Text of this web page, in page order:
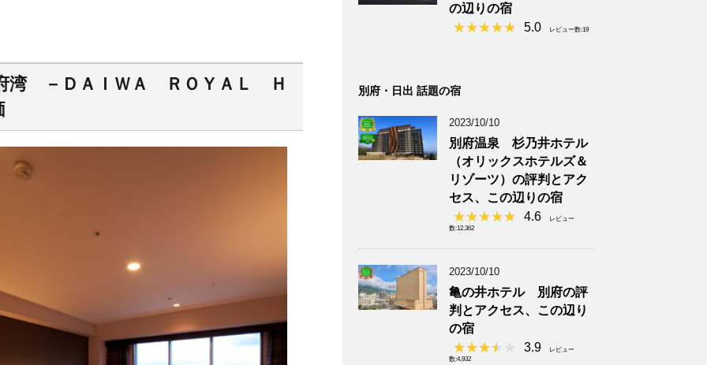
湾 －ＤＡＩＷＡ ＲＯＹＡＬ Ｈ
の辺りの宿
5.0
レビュー数:19
別府・日出 話題の宿
2023/10/10
別府温泉 杉乃井ホテル
（オリックスホテルズ＆
リゾーツ）の評判とアク
セス、この辺りの宿
4.6
レビュー
数:12,362
2023/10/10
亀の井ホテル 別府の評
判とアクセス、この辺り
の宿
3.9
レビュー
数:4,932